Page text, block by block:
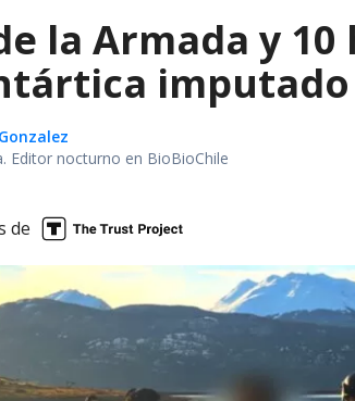
la Armada y
Editor nocturno en BioBioChile
de